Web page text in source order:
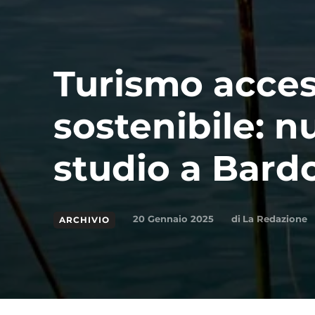
Turismo
sostenibile:
studio a
ARCHIVIO 20 Gennaio 2025 di La Redazione